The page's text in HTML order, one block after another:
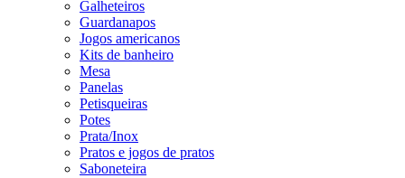
Galheteiros
Guardanapos
Jogos americanos
Kits de banheiro
Mesa
Panelas
Petisqueiras
Potes
Prata/Inox
Pratos e jogos de pratos
Saboneteira